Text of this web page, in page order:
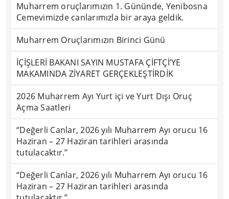
Muharrem oruçlarımızın 1. Gününde, Yenibosna
Cemevimizde canlarımızla bir araya geldik.
Muharrem Oruçlarımızın Birinci Günü
İÇİŞLERİ BAKANI SAYIN MUSTAFA ÇİFTÇİ’YE
MAKAMINDA ZİYARET GERÇEKLEŞTİRDİK
2026 Muharrem Ayı Yurt içi ve Yurt Dışı Oruç
Açma Saatleri
“Değerli Canlar, 2026 yılı Muharrem Ayı orucu 16
Haziran – 27 Haziran tarihleri arasında
tutulacaktır.”
“Değerli Canlar, 2026 yılı Muharrem Ayı orucu 16
Haziran – 27 Haziran tarihleri arasında